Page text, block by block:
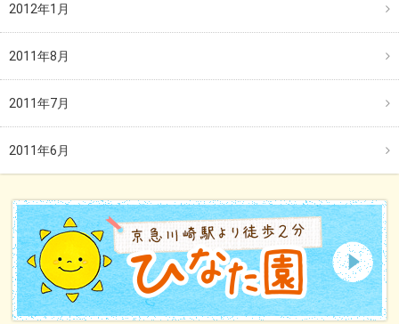
2012年1月
2011年8月
2011年7月
2011年6月